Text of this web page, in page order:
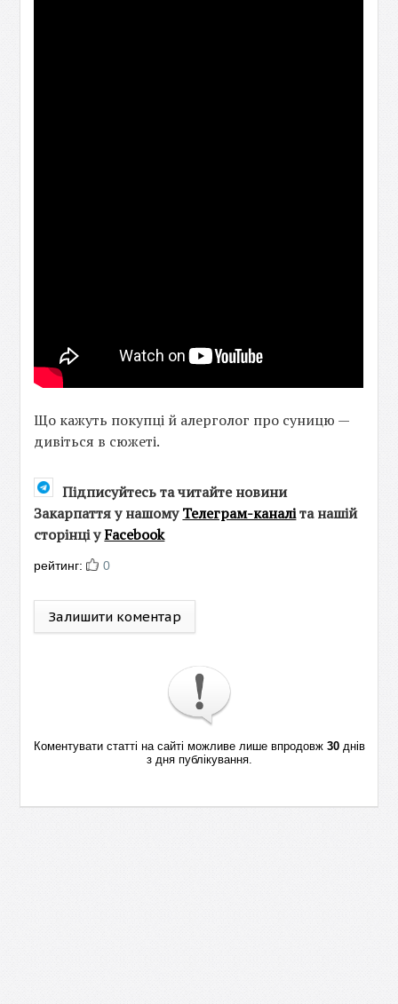
Що кажуть покупці й алерголог про суницю —
дивіться в сюжеті.
Підписуйтесь та читайте новини
Закарпаття у нашомуТелеграм-каналіта нашій
сторінці уFacebook
рейтинг: 0
Залишити коментар
Коментувати статті на сайті можливе лише впродовж 30днів
з дня публікування.